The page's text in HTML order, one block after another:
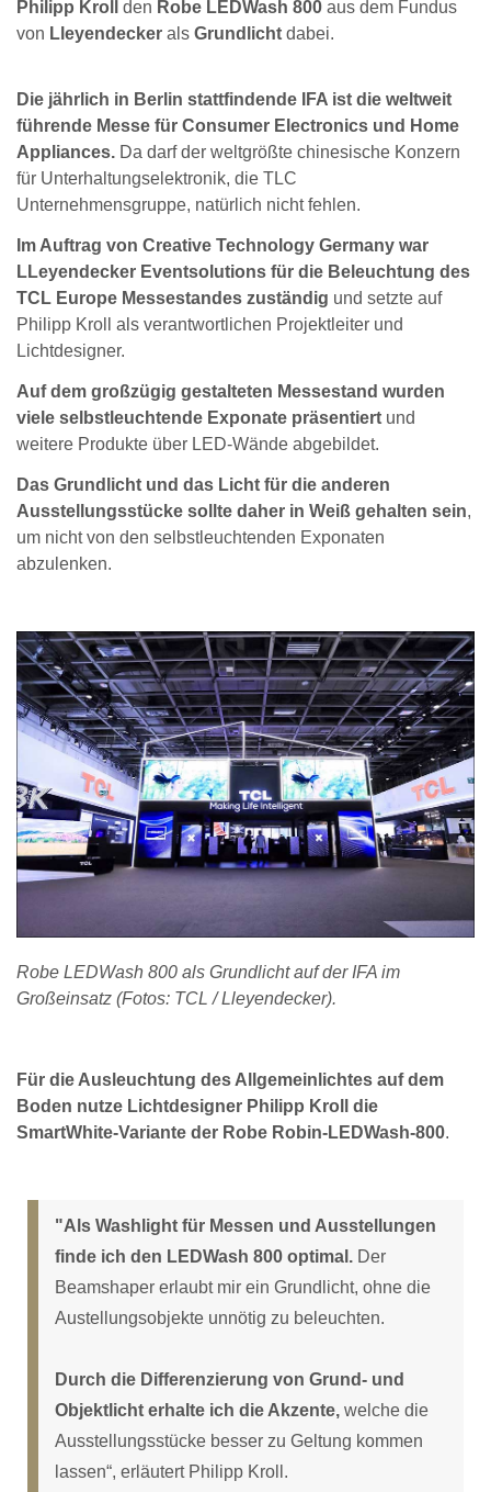
Philipp Kroll
den Robe LEDWash 800 aus dem Fundus
von Lleyendecker als Grundlicht dabei.
Die jährlich in Berlin stattfindende IFA ist die weltweit
führende Messe für Consumer Electronics und Home
Appliances. Da darf der weltgrößte chinesische Konzern
für Unterhaltungselektronik, die TLC
Unternehmensgruppe, natürlich nicht fehlen.
Im Auftrag von Creative Technology Germany war
LLeyendecker Eventsolutions für die Beleuchtung des
TCL Europe Messestandes zuständig und setzte auf
Philipp Kroll als verantwortlichen Projektleiter und
Lichtdesigner.
Auf dem großzügig gestalteten Messestand wurden
viele selbstleuchtende Exponate präsentiert und
weitere Produkte über LED-Wände abgebildet.
Das Grundlicht und das Licht für die anderen
Ausstellungsstücke sollte daher in Weiß gehalten sein,
um nicht von den selbstleuchtenden Exponaten
abzulenken.
Robe LEDWash 800 als Grundlicht auf der IFA im
Großeinsatz (Fotos: TCL / Lleyendecker).
Für die Ausleuchtung des Allgemeinlichtes auf dem
Boden nutze Lichtdesigner Philipp Kroll die
SmartWhite-Variante der Robe Robin-LEDWash-800.
"Als Washlight für Messen und Ausstellungen
finde ich den LEDWash 800 optimal. Der
Beamshaper erlaubt mir ein Grundlicht, ohne die
Austellungsobjekte unnötig zu beleuchten.
Durch die Differenzierung von Grund- und
Objektlicht erhalte ich die Akzente, welche die
Ausstellungsstücke besser zu Geltung kommen
lassen“, erläutert Philipp Kroll.